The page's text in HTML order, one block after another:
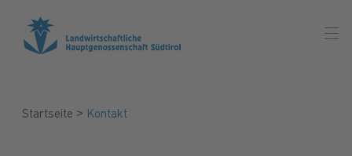
Startseite > Kontakt